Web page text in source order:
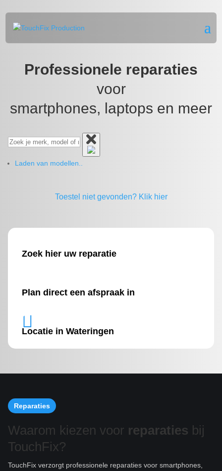
Professionele reparaties
voor
smartphones, laptops en meer
Laden van modellen..
Toestel niet gevonden? Klik hier
Zoek hier uw reparatie
Plan direct een afspraak in

Locatie in Wateringen
Reparaties
Waarom kiezen voor reparaties bij
TouchFix?
TouchFix verzorgt professionele reparaties voor smartphones,